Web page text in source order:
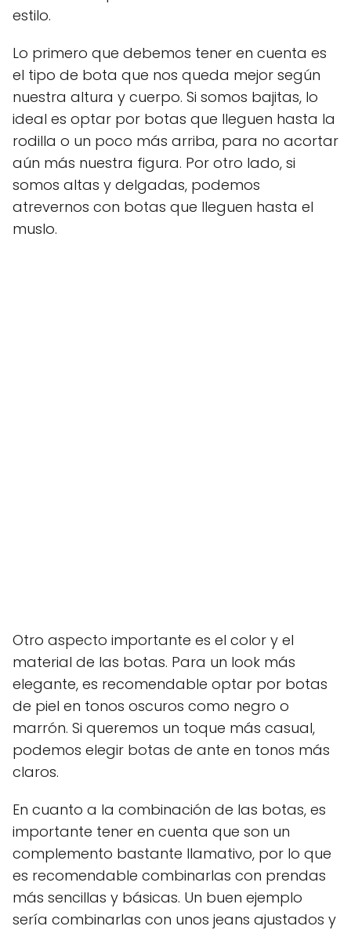
estilo.
Lo primero que debemos tener en cuenta es
el tipo de bota que nos queda mejor según
nuestra altura y cuerpo. Si somos bajitas, lo
ideal es optar por botas que lleguen hasta la
rodilla o un poco más arriba, para no acortar
aún más nuestra figura. Por otro lado, si
somos altas y delgadas, podemos
atrevernos con botas que lleguen hasta el
muslo.
Otro aspecto importante es el color y el
material de las botas. Para un look más
elegante, es recomendable optar por botas
de piel en tonos oscuros como negro o
marrón. Si queremos un toque más casual,
podemos elegir botas de ante en tonos más
claros.
En cuanto a la combinación de las botas, es
importante tener en cuenta que son un
complemento bastante llamativo, por lo que
es recomendable combinarlas con prendas
más sencillas y básicas. Un buen ejemplo
sería combinarlas con unos jeans ajustados y